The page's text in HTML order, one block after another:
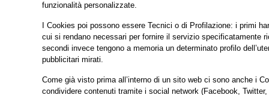
funzionalità personalizzate.
I Cookies poi possono essere Tecnici o di Profilazione: i primi
cui si rendano necessari per fornire il servizio specificatamente
secondi invece tengono a memoria un determinato profilo
pubblicitari mirati.
Come già visto prima all’interno di un sito web ci sono anche i
condividere contenuti tramite i social network (Facebook,